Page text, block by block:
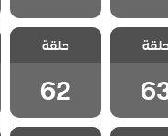
الطبقة
مدبلج
63
مسلسل الطبقة
المخملية مدبلج
الحلقة 62
حلقة
62
الطبقة مسلسل الطبقة